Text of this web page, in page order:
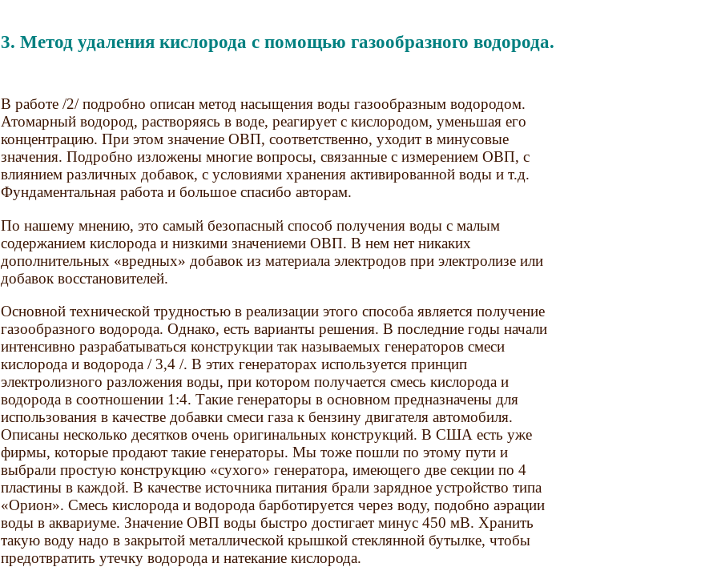
3. Метод удаления кислорода с помощью газообразного водорода.
В работе /2/ подробно описан метод насыщения воды газообразным водородом.
Атомарный водород, растворяясь в воде, реагирует с кислородом, уменьшая его
концентрацию. При этом значение ОВП, соответственно, уходит в минусовые
значения. Подробно изложены многие вопросы, связанные с измерением ОВП, с
влиянием различных добавок, с условиями хранения активированной воды и т.д.
Фундаментальная работа и большое спасибо авторам.
По нашему мнению, это самый безопасный способ получения воды с малым
содержанием кислорода и низкими значениеми ОВП. В нем нет никаких
дополнительных «вредных» добавок из материала электродов при электролизе или
добавок восстановителей.
Основной технической трудностью в реализации этого способа является получение
газообразного водорода. Однако, есть варианты решения. В последние годы начали
интенсивно разрабатываться конструкции так называемых генераторов смеси
кислорода и водорода / 3,4 /. В этих генераторах используется принцип
электролизного разложения воды, при котором получается смесь кислорода и
водорода в соотношении 1:4. Такие генераторы в основном предназначены для
использования в качестве добавки смеси газа к бензину двигателя автомобиля.
Описаны несколько десятков очень оригинальных конструкций. В США есть уже
фирмы, которые продают такие генераторы. Мы тоже пошли по этому пути и
выбрали простую конструкцию «сухого» генератора, имеющего две секции по 4
пластины в каждой. В качестве источника питания брали зарядное устройство типа
«Орион». Смесь кислорода и водорода барботируется через воду, подобно аэрации
воды в аквариуме. Значение ОВП воды быстро достигает минус 450 мВ. Хранить
такую воду надо в закрытой металлической крышкой стеклянной бутылке, чтобы
предотвратить утечку водорода и натекание кислорода.